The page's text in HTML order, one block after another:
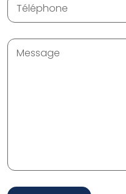
Téléphone
Message